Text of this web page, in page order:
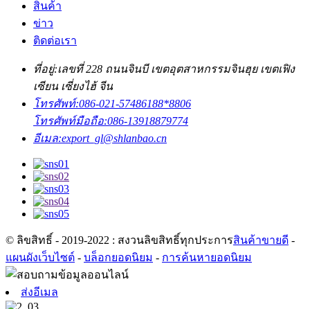
สินค้า
ข่าว
ติดต่อเรา
ที่อยู่:เลขที่ 228 ถนนจินบี เขตอุตสาหกรรมจินฮุย เขตเฟิง
เซียน เซี่ยงไฮ้ จีน
โทรศัพท์:086-021-57486188*8806
โทรศัพท์มือถือ:086-13918879774
อีเมล:export_gl@shlanbao.cn
© ลิขสิทธิ์ - 2019-2022 : สงวนลิขสิทธิ์ทุกประการสินค้าขายดี -
แผนผังเว็บไซต์ - บล็อกยอดนิยม - การค้นหายอดนิยม
ส่งอีเมล